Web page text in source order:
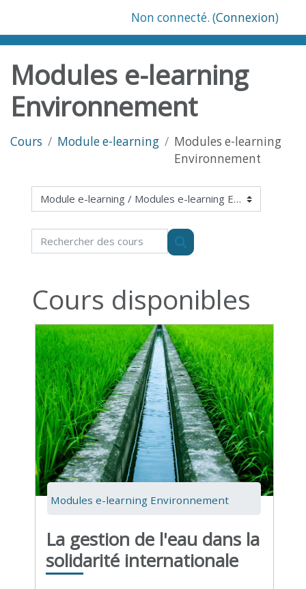
Non connecté. (Connexion)
Modules e-learning
Environnement
Cours Module e-learning
Modules e-learning
Environnement
Catégories de cours
Rechercher des cours
Rechercher des cours
Cours disponibles
Modules e-learning Environnement
La gestion de l'eau dans la
solidarité internationale